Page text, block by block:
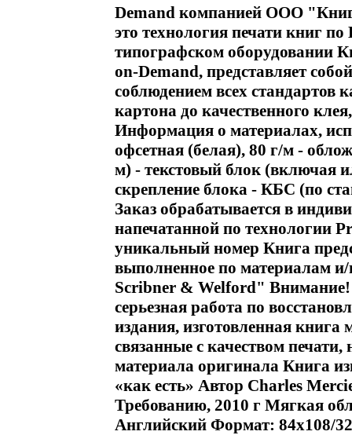
Demand компанией ООО
это технология печати книг
типографском оборудовании
on-Demand, представляет
соблюдением всех стандартов
картона до качественного
Информация о материалах,
офсетная (белая), 80 г/м -
м) - текстовый блок (включая
скрепление блока - КБС (по
Заказ обрабатывается в
напечатанной по технологии
уникальный номер Книга
выполненное по материалам
Scribner & Welford" Внимание!
серьезная работа по
издания, изготовленная книга
связанные с качеством
материала оригинала Книга
«как есть» Автор Charles
Требованию, 2010 г Мягкая
Английский Формат: 84x108/